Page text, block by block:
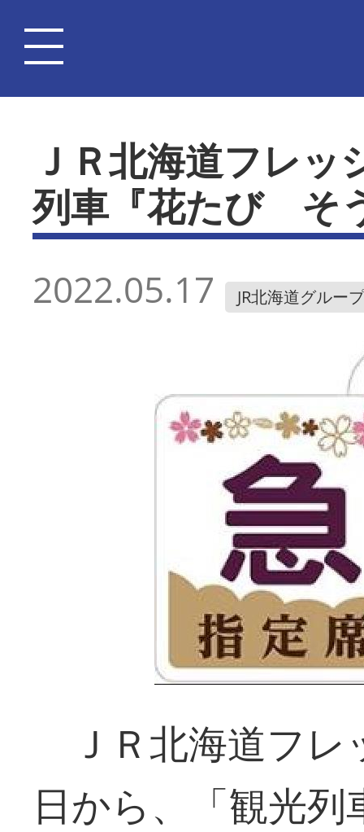
ＪＲ北海道フレ
列車『花たび そ
2022.05.17 JR北海道グループ
ＪＲ北海道フレ
日から、「観光